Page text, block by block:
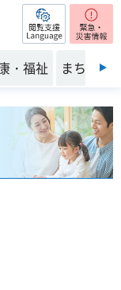
閲覧支援
・福祉 まちづく